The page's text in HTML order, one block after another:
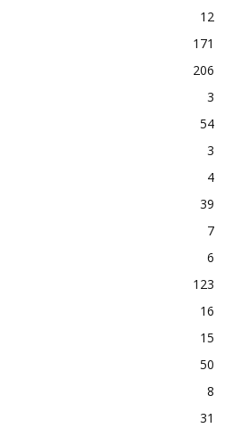
12
171
206
3
54
3
4
39
7
6
123
16
15
50
8
31